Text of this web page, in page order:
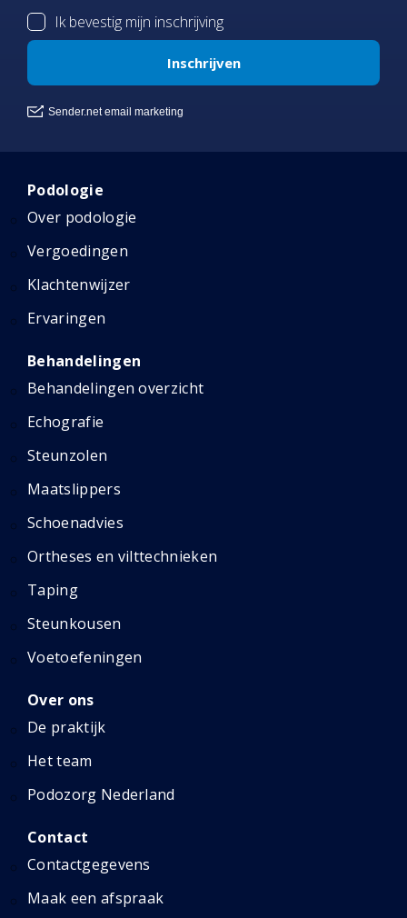
Podologie
Over podologie
Vergoedingen
Klachtenwijzer
Ervaringen
Behandelingen
Behandelingen overzicht
Echografie
Steunzolen
Maatslippers
Schoenadvies
Ortheses en vilttechnieken
Taping
Steunkousen
Voetoefeningen
Over ons
De praktijk
Het team
Podozorg Nederland
Contact
Contactgegevens
Maak een afspraak